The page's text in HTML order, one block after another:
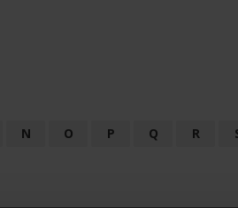
N O P Q R